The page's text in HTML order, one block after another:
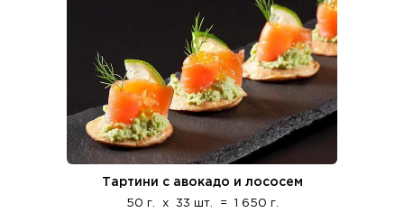
Тартини с авокадо и лососем
50 г. x 33 шт. = 1 650 г.